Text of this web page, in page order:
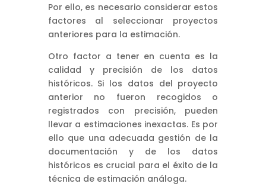
Por ello, es necesario considerar estos
factores al seleccionar proyectos
anteriores para la estimación.
Otro factor a tener en cuenta es la
calidad y precisión de los datos
históricos. Si los datos del proyecto
anterior no fueron recogidos o
registrados con precisión, pueden
llevar a estimaciones inexactas. Es por
ello que una adecuada gestión de la
documentación y de los datos
históricos es crucial para el éxito de la
técnica de estimación análoga.